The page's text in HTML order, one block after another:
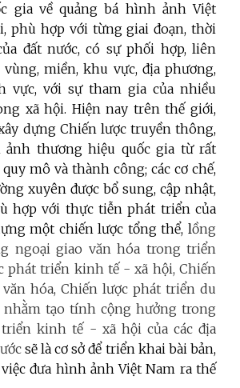
gia về quảng bá hình ảnh Việt
phù hợp với từng giai đoạn, thời
đất nước, có sự phối hợp, liên
miền, khu vực, địa phương,
vực, với sự tham gia của nhiều
xã hội. Hiện nay trên thế giới,
dựng Chiến lược truyền thông,
ảnh thương hiệu quốc gia từ rất
mô và thành công; các cơ chế,
xuyên được bổ sung, cập nhật,
hợp với thực tiễn phát triển của
một chiến lược tổng thể, lồng
ngoại giao văn hóa trong triển
phát triển kinh tế - xã hội, Chiến
hóa, Chiến lược phát triển du
nhằm tạo tính cộng hưởng trong
kinh tế - xã hội của các địa
sẽ là cơ sở để triển khai bài bản,
đưa hình ảnh Việt Nam ra thế